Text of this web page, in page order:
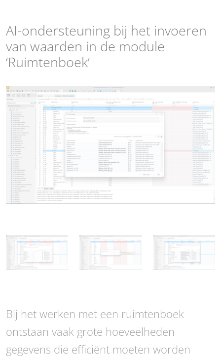
AI-ondersteuning bij het invoeren
van waarden in de module
‘Ruimtenboek’
Bij het werken met een ruimtenboek
ontstaan vaak grote hoeveelheden
gegevens die efficiënt moeten worden